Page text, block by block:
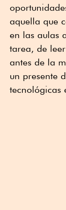
aquella que
en las aulas
tarea, de
antes de la
un presente
tecnológicas